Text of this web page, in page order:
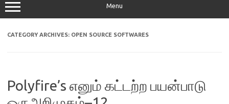
Menu
CATEGORY ARCHIVES: OPEN SOURCE SOFTWARES
Polyfire’s எனும் கட்டற்ற பயன்பாடு